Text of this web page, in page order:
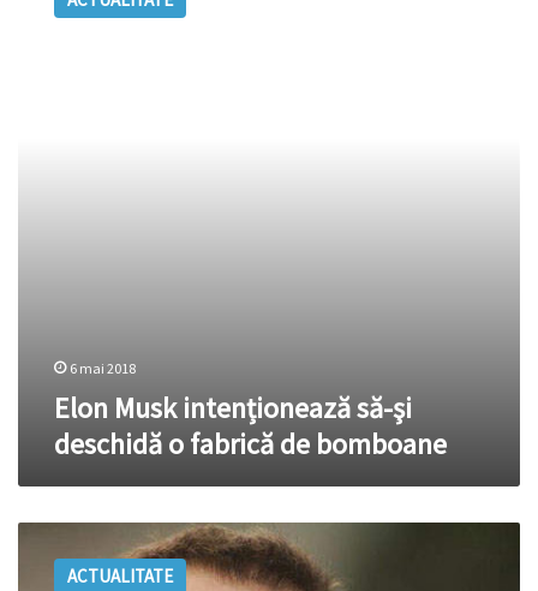
intenționează
6 mai 2018
Elon Musk intenționează să-şi
deschidă o fabrică de bomboane
Musk
ACTUALITATE